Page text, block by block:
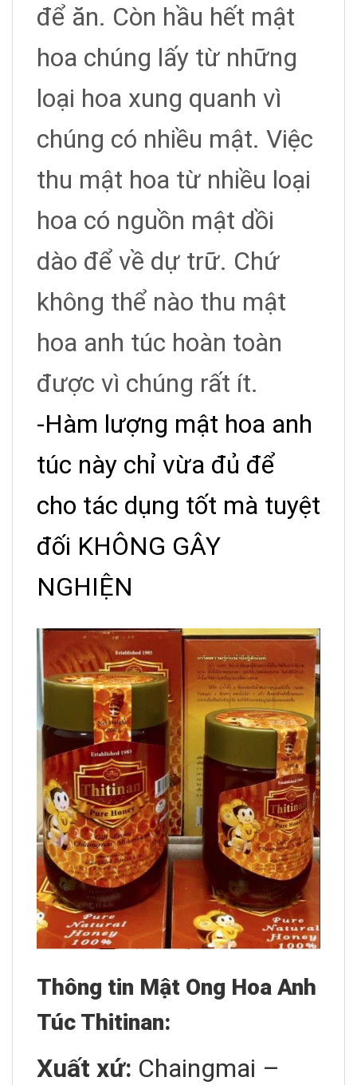
để ăn. Còn hầu hết mật
hoa chúng lấy từ những
loại hoa xung quanh vì
chúng có nhiều mật. Việc
thu mật hoa từ nhiều loại
hoa có nguồn mật dồi
dào để về dự trữ. Chứ
không thể nào thu mật
hoa anh túc hoàn toàn
được vì chúng rất ít.
-Hàm lượng mật hoa anh
túc này chỉ vừa đủ để
cho tác dụng tốt mà tuyệt
đối KHÔNG GÂY
NGHIỆN
Thông tin Mật Ong Hoa Anh
Túc Thitinan:
Xuất xứ: Chaingmai –